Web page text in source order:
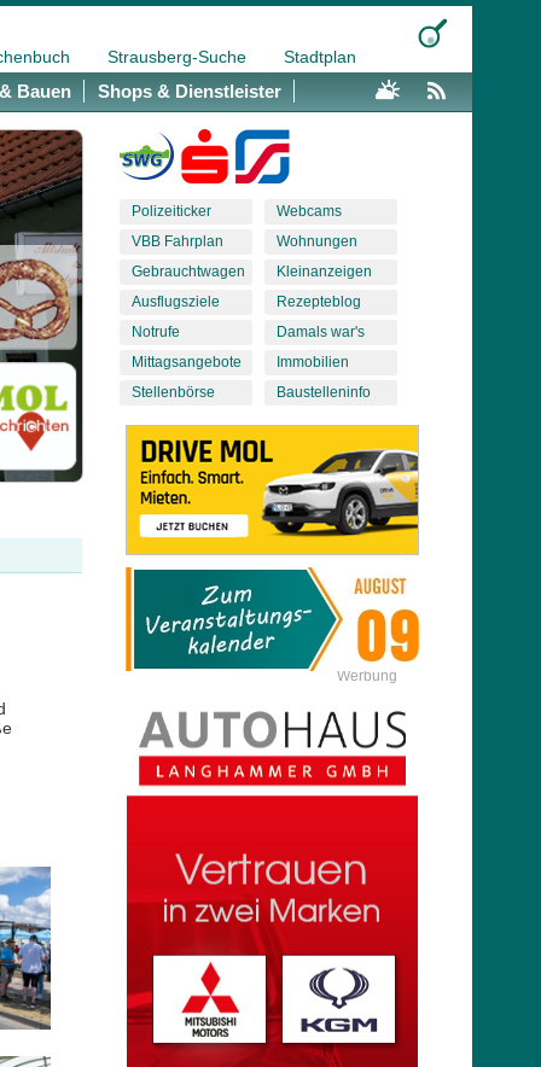
Strausberg-Suche Stadtplan
Bauen Shops & Dienstleister
Polizeiticker
VBB Fahrplan
Gebrauchtwagen
Ausflugsziele
Notrufe
Mittagsangebote
Stellenbörse
Webcams
Wohnungen
Kleinanzeigen
Rezepteblog
Damals war's
Immobilien
Baustelleninfo
Werbung